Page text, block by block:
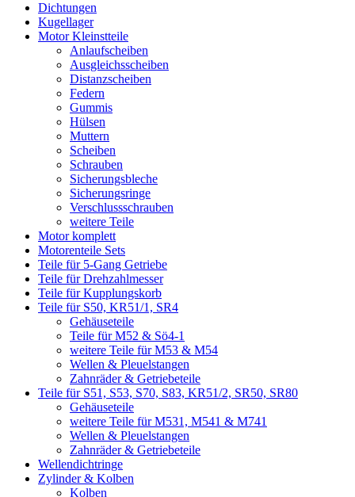
Dichtungen
Kugellager
Motor Kleinstteile
Anlaufscheiben
Ausgleichsscheiben
Distanzscheiben
Federn
Gummis
Hülsen
Muttern
Scheiben
Schrauben
Sicherungsbleche
Sicherungsringe
Verschlussschrauben
weitere Teile
Motor komplett
Motorenteile Sets
Teile für 5-Gang Getriebe
Teile für Drehzahlmesser
Teile für Kupplungskorb
Teile für S50, KR51/1, SR4
Gehäuseteile
Teile für M52 & Sö4-1
weitere Teile für M53 & M54
Wellen & Pleuelstangen
Zahnräder & Getriebeteile
Teile für S51, S53, S70, S83, KR51/2, SR50, SR80
Gehäuseteile
weitere Teile für M531, M541 & M741
Wellen & Pleuelstangen
Zahnräder & Getriebeteile
Wellendichtringe
Zylinder & Kolben
Kolben